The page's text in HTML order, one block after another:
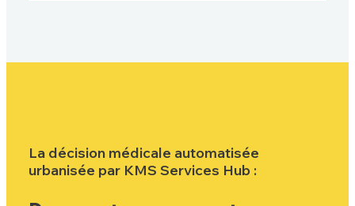
La décision médicale automatisée
urbanisée par KMS Services Hub :